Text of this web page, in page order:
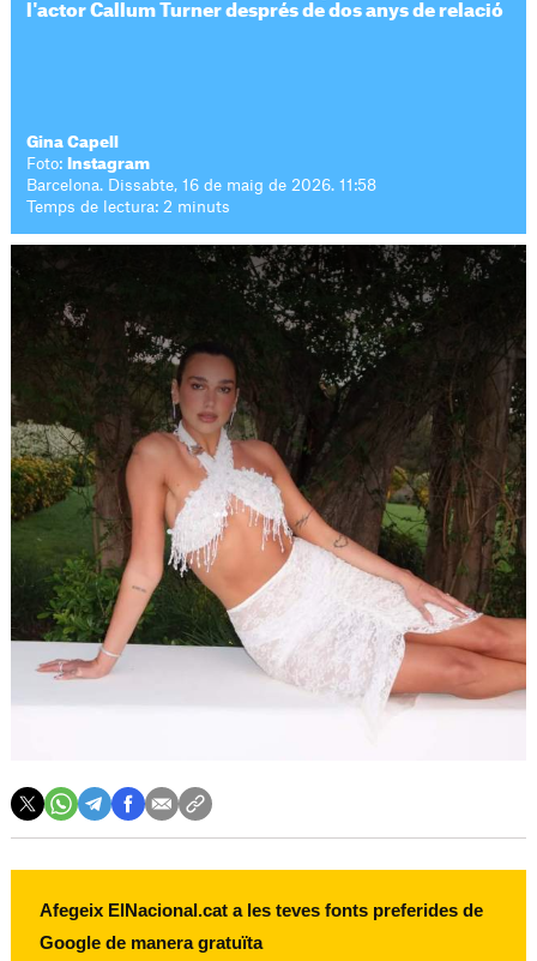
l'actor Callum Turner després de dos anys de relació
Gina Capell
Foto:
Instagram
Barcelona. Dissabte, 16 de maig de 2026. 11:58
Temps de lectura: 2 minuts
Afegeix ElNacional.cat a les teves fonts preferides de
Google de manera gratuïta